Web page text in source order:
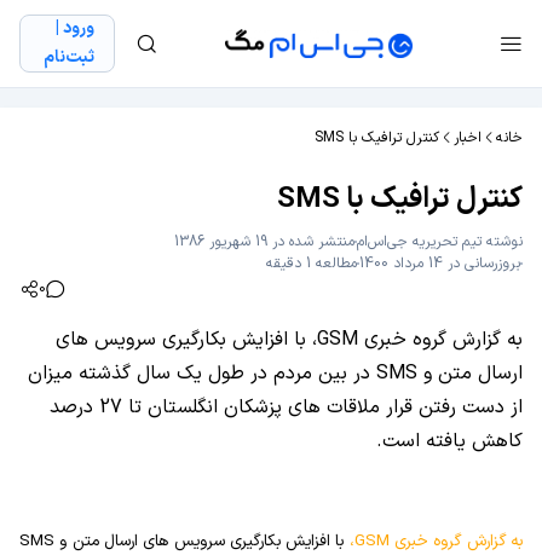
ورود |
ثبت‌نام
خانه اخبار کنترل ترافیک با SMS
کنترل ترافیک با SMS
نوشته تیم تحریریه جی‌اس‌اممنتشر شده در 19 شهریور 1386
بروزرسانی در 14 مرداد 1400
مطالعه 1 دقیقه
0
به گزارش گروه خبری GSM، با افزایش بکارگیری سرویس های
ارسال متن و SMS در بین مردم در طول یک سال گذشته میزان
از دست رفتن قرار ملاقات های پزشکان انگلستان تا 27 درصد
کاهش یافته است.
به گزارش گروه خبری GSM، با افزایش بکارگیری سرویس های ارسال متن و SMS